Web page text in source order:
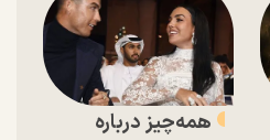
همه‌چیز درباره